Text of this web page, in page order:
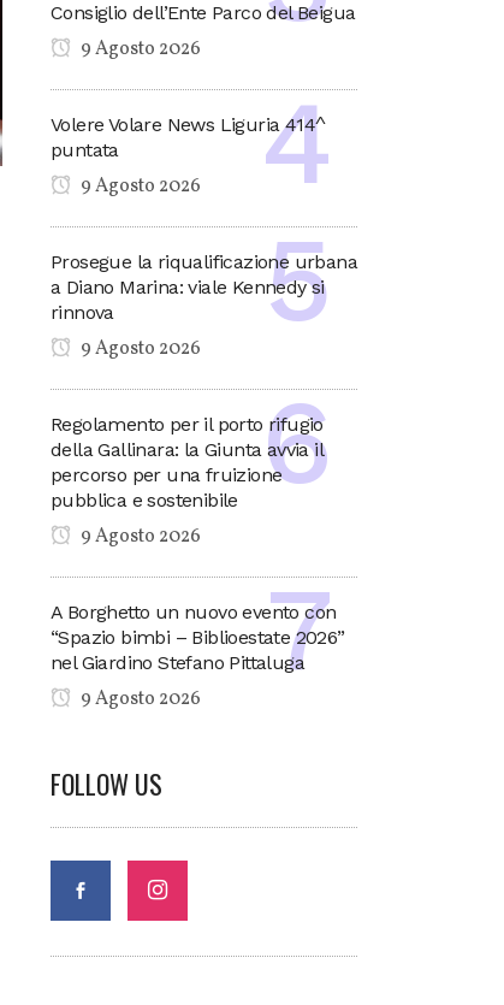
Consiglio dell’Ente Parco del Beigua
9 Agosto 2026
Volere Volare News Liguria 414^
puntata
9 Agosto 2026
Prosegue la riqualificazione urbana
a Diano Marina: viale Kennedy si
rinnova
9 Agosto 2026
Regolamento per il porto rifugio
della Gallinara: la Giunta avvia il
percorso per una fruizione
pubblica e sostenibile
9 Agosto 2026
A Borghetto un nuovo evento con
“Spazio bimbi – Biblioestate 2026”
nel Giardino Stefano Pittaluga
9 Agosto 2026
FOLLOW US